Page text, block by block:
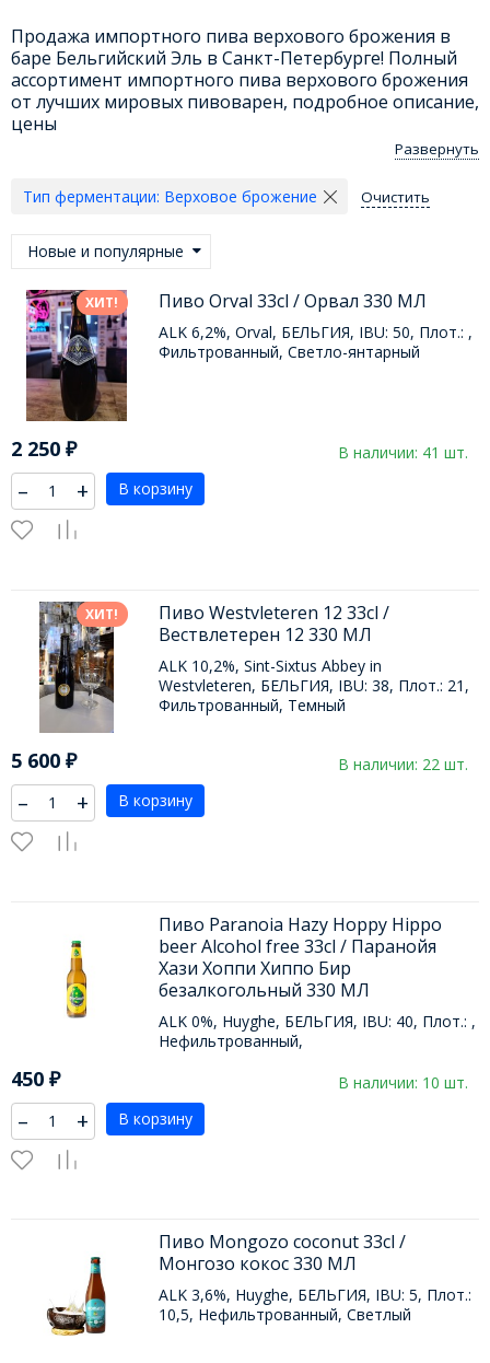
Продажа импортного пива верхового брожения в
баре Бельгийский Эль в Санкт-Петербурге! Полный
ассортимент импортного пива верхового брожения
от лучших мировых пивоварен, подробное описание,
цены
Развернуть
Тип ферментации: Верховое брожение Очистить
Новые и популярные
ХИТ! Пиво Orval 33cl / Орвал 330 МЛ
ALK 6,2%, Orval, БЕЛЬГИЯ, IBU: 50, Плот.: ,
Фильтрованный, Светло-янтарный
2 250 ₽ В наличии: 41 шт.
– + В корзину
ХИТ!
Пиво Westvleteren 12 33cl /
Вествлетерен 12 330 МЛ
ALK 10,2%, Sint-Sixtus Abbey in
Westvleteren, БЕЛЬГИЯ, IBU: 38, Плот.: 21,
Фильтрованный, Темный
5 600 ₽ В наличии: 22 шт.
– + В корзину
Пиво Paranoia Hazy Hoppy Hippo
beer Alcohol free 33cl / Паранойя
Хази Хоппи Хиппо Бир
безалкогольный 330 МЛ
ALK 0%, Huyghe, БЕЛЬГИЯ, IBU: 40, Плот.: ,
Нефильтрованный,
450 ₽ В наличии: 10 шт.
– + В корзину
Пиво Mongozo coconut 33cl /
Монгозо кокос 330 МЛ
ALK 3,6%, Huyghe, БЕЛЬГИЯ, IBU: 5, Плот.:
10,5, Нефильтрованный, Светлый